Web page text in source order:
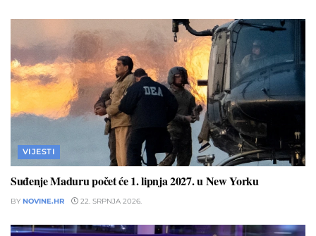
VIJESTI
Suđenje Maduru počet će 1. lipnja 2027. u New Yorku
BY NOVINE.HR 22. SRPNJA 2026.